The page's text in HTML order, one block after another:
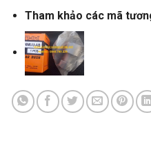
Tham khảo các mã